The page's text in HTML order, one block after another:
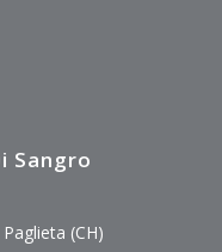
Sangro
(CH)